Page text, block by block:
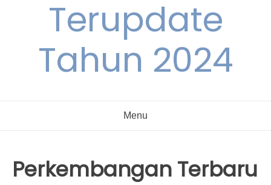
Terupdate
Tahun 2024
Menu
Perkembangan Terbaru